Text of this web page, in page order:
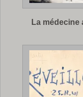
La médecine